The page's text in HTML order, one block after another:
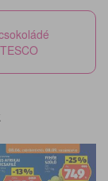
TESCO